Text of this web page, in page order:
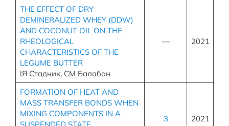
THE EFFECT OF DRY
DEMINERALIZED WHEY (DDW)
AND COCONUT OIL ON THE
RHEOLOGICAL
CHARACTERISTICS OF THE
LEGUME BUTTER
ІЯ Стадник, СМ Балабан
— 2021
FORMATION OF HEAT AND
MASS TRANSFER BONDS WHEN
MIXING COMPONENTS IN A
3 2021